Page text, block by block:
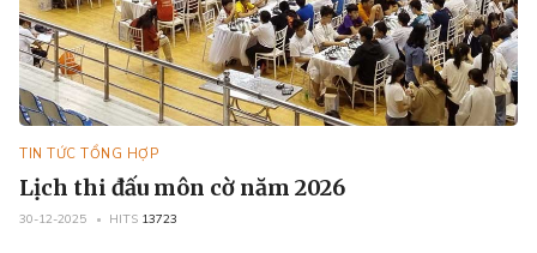
TIN TỨC TỔNG HỢP
Lịch thi đấu môn cờ năm 2026
30-12-2025 HITS 13723